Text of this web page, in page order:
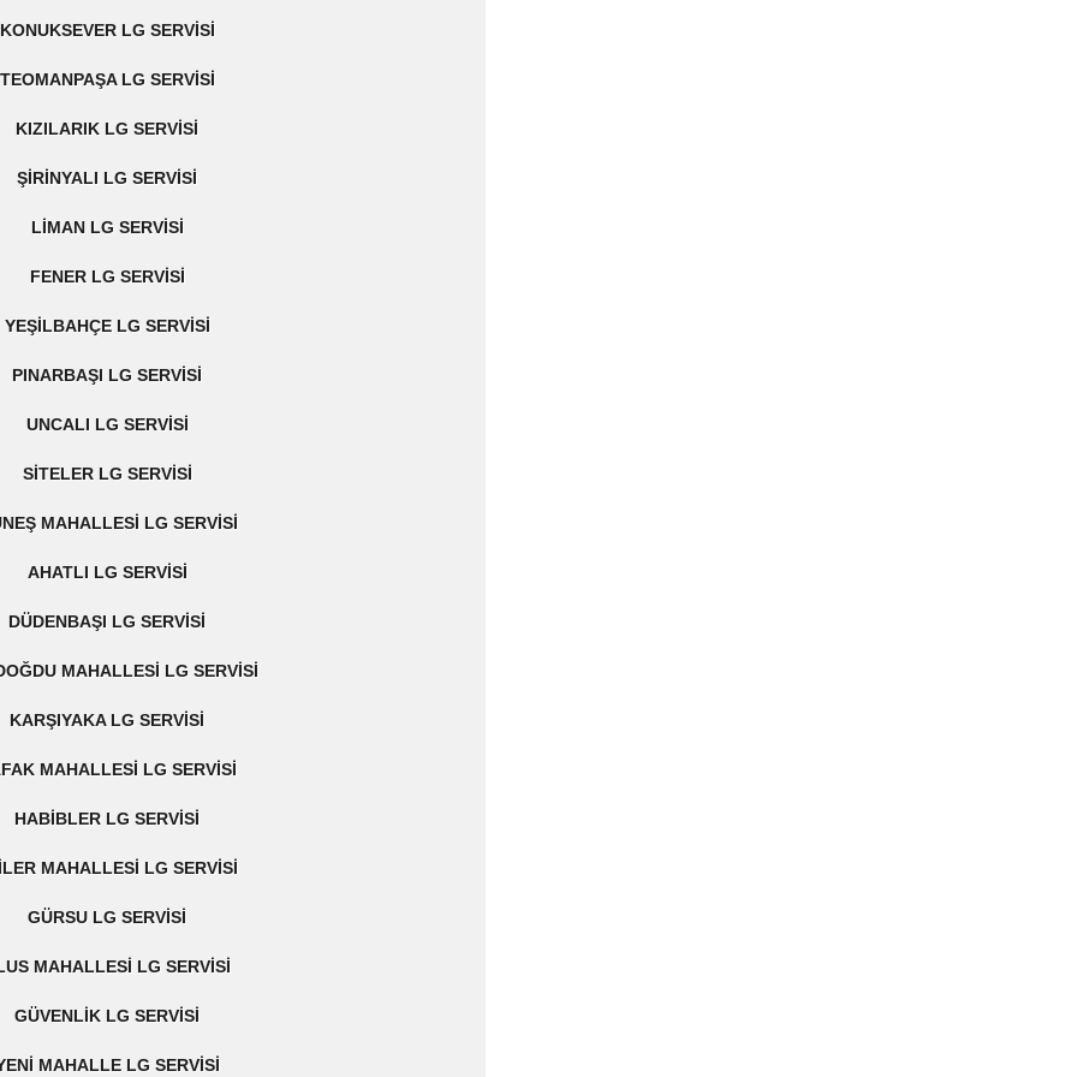
KONUKSEVER LG SERVISI
TEOMANPAŞA LG SERVISI
KIZILARIK LG SERVISI
ŞIRINYALI LG SERVISI
LIMAN LG SERVISI
FENER LG SERVISI
YEŞILBAHÇE LG SERVISI
PINARBAŞI LG SERVISI
UNCALI LG SERVISI
SITELER LG SERVISI
MAHALLESI LG SERVISI
AHATLI LG SERVISI
DÜDENBAŞI LG SERVISI
MAHALLESI LG SERVISI
KARŞIYAKA LG SERVISI
MAHALLESI LG SERVISI
HABIBLER LG SERVISI
MAHALLESI LG SERVISI
GÜRSU LG SERVISI
MAHALLESI LG SERVISI
GÜVENLIK LG SERVISI
MAHALLE LG SERVISI